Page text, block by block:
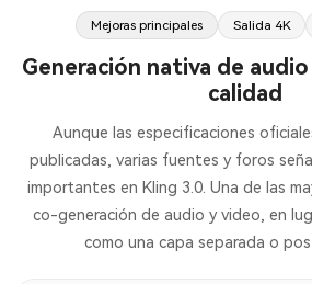
Mejoras principales Salida 4K
Generación nativa de
calidad
Aunque las especificaciones
publicadas, varias fuentes y foros
importantes en Kling 3.0. Una de las
co-generación de audio y video, en
como una capa separada o